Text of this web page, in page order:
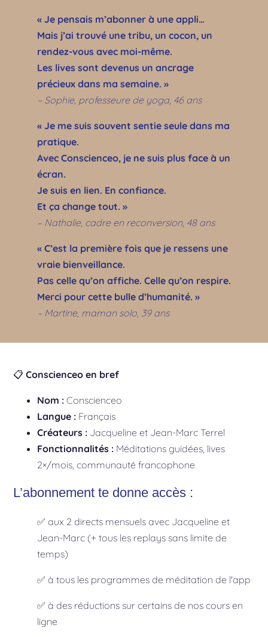
« Je pensais m’abonner à une appli…
Mais j’ai trouvé une tribu, un cocon, un
rendez-vous avec moi-même.
Les lives sont devenus un ancrage
précieux dans ma semaine. »
– Sophie, professeure de yoga, 46 ans
« Je me suis souvent sentie seule dans ma
pratique.
Avec Conscienceo, je ne suis plus face à un
écran.
Je suis en lien. En confiance.
Et ça change tout. »
– Nathalie, cadre en reconversion, 48 ans
« C’est la première fois que je ressens une
vraie bienveillance.
Pas celle qu’on affiche. Celle qu’on respire.
Merci pour cette bulle d’humanité. »
– Martine, maman solo, 39 ans
📋 Conscienceo en bref
Nom : Conscienceo
Langue : Français
Créateurs : Jacqueline et Jean-Marc Terrel
Fonctionnalités : Méditations guidées, lives
2×/mois, communauté francophone
L’abonnement te donne accès :
✅ aux 2 directs mensuels avec Jacqueline et
Jean-Marc (+ tous les replays sans limite de
temps)
✅ à tous les programmes de méditation de l'app
✅ à des réductions sur certains de nos cours en
ligne